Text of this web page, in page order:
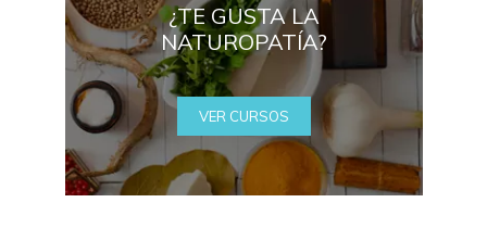
¿TE GUSTA LA
NATUROPATÍA?
VER CURSOS